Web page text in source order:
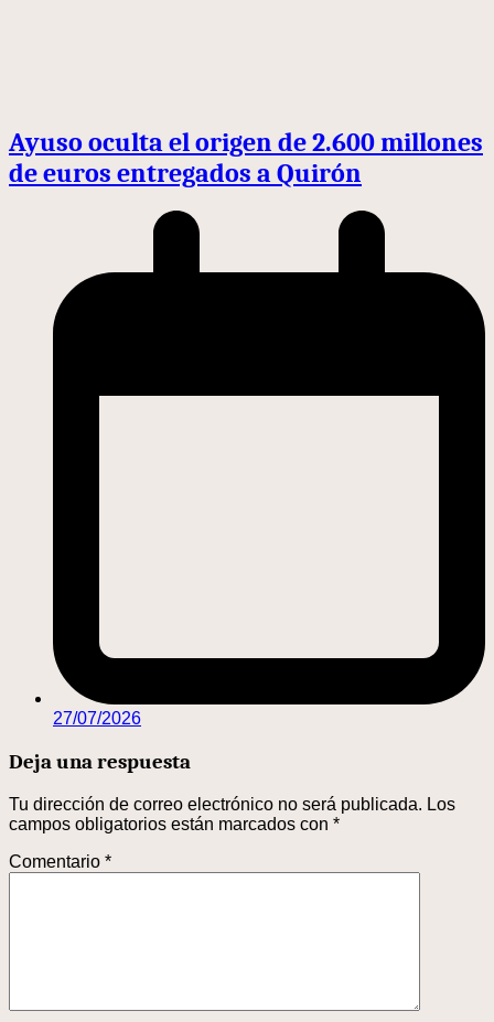
Ayuso oculta el origen de 2.600 millones
de euros entregados a Quirón
27/07/2026
Deja una respuesta
Tu dirección de correo electrónico no será publicada. Los
campos obligatorios están marcados con *
Comentario *